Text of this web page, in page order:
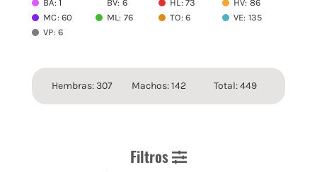
BA: 1 BV: 6 HL: 73
HV: 86
MC: 60
ML: 76 TO: 6
VE: 135
VP: 6
Hembras: 307 Machos: 142 Total: 449
Filtros